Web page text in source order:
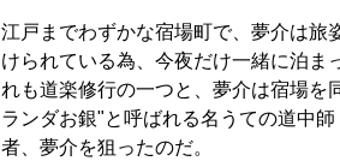
江戸までわずかな宿場町で、夢介は旅
けられている為、今夜だけ一緒に泊ま
れも道楽修行の一つと、夢介は宿場を
ランダお銀"と呼ばれる名うての道中
者、夢介を狙ったのだ。